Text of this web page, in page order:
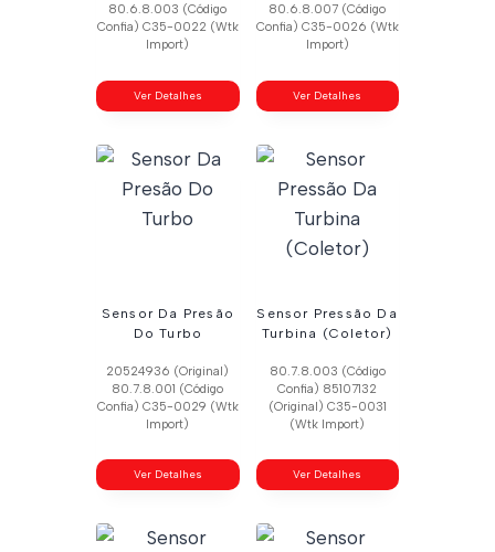
80.6.8.003 (Código
Confia) C35-0022 (Wtk
Import)
Ver Detalhes
80.6.8.007 (Código
Confia) C35-0026 (Wtk
Import)
Ver Detalhes
Sensor Da Presão
Do Turbo
20524936 (Original)
80.7.8.001 (Código
Confia) C35-0029 (Wtk
Import)
Ver Detalhes
Sensor Pressão Da
Turbina (Coletor)
80.7.8.003 (Código
Confia) 85107132
(Original) C35-0031
(Wtk Import)
Ver Detalhes